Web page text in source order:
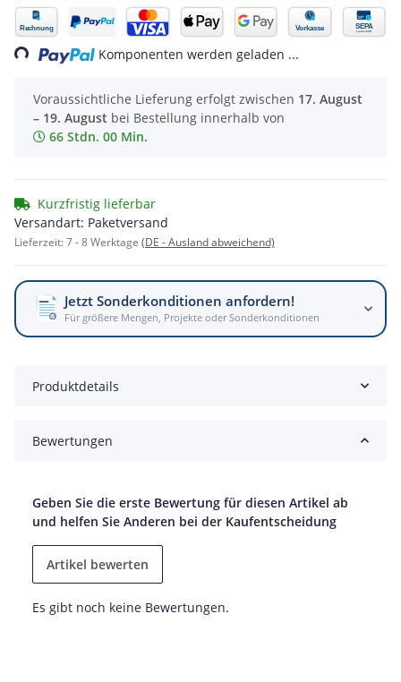
Komponenten werden geladen ...
Voraussichtliche Lieferung erfolgt zwischen 17. August
– 19. August bei Bestellung innerhalb von
66 Stdn. 00 Min.
Kurzfristig lieferbar
Versandart: Paketversand
Lieferzeit:7 - 8 Werktage (DE - Ausland abweichend)
Jetzt Sonderkonditionen anfordern!
Für größere Mengen, Projekte oder Sonderkonditionen
Produktdetails
Bewertungen
Geben Sie die erste Bewertung für diesen Artikel ab
und helfen Sie Anderen bei der Kaufentscheidung
Artikel bewerten
Es gibt noch keine Bewertungen.